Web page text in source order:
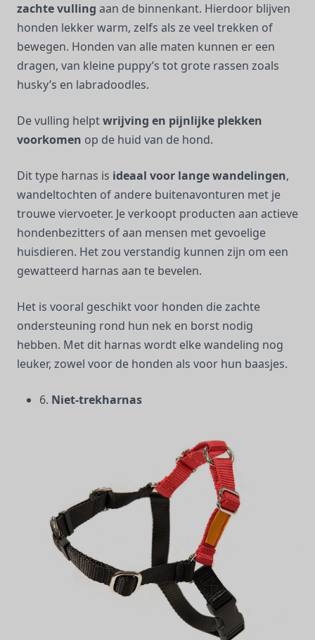
zachte vulling aan de binnenkant. Hierdoor blijven
honden lekker warm, zelfs als ze veel trekken of
bewegen. Honden van alle maten kunnen er een
dragen, van kleine puppy’s tot grote rassen zoals
husky’s en labradoodles.
De vulling helptwrijving en pijnlijke plekken
voorkomen op de huid van de hond.
Dit type harnas is ideaal voor lange wandelingen,
wandeltochten of andere buitenavonturen met je
trouwe viervoeter. Je verkoopt producten aan actieve
hondenbezitters of aan mensen met gevoelige
huisdieren. Het zou verstandig kunnen zijn om een
gewatteerd harnas aan te bevelen.
Het is vooral geschikt voor honden die zachte
ondersteuning rond hun nek en borst nodig
hebben. Met dit harnas wordt elke wandeling nog
leuker, zowel voor de honden als voor hun baasjes.
6. Niet-trekharnas